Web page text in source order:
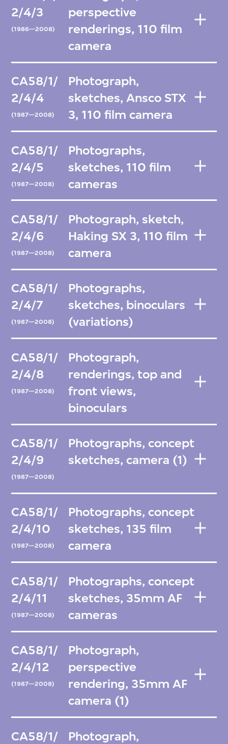
2/4/3
(1986—2008)
perspective
renderings, 110 film
camera
CA58/1/
2/4/4
(1987—2008)
Photograph,
sketches, Ansco STX
3, 110 film camera
CA58/1/
2/4/5
(1987—2008)
Photographs,
sketches, 110 film
cameras
CA58/1/
2/4/6
(1987—2008)
Photograph, sketch,
Haking SX 3, 110 film
camera
CA58/1/
2/4/7
(1987—2008)
Photographs,
sketches, binoculars
(variations)
CA58/1/
2/4/8
(1987—2008)
Photograph,
renderings, top and
front views,
binoculars
CA58/1/
2/4/9
(1987—2008)
Photographs, concept
sketches, camera (1)
CA58/1/
2/4/10
(1987—2008)
Photographs, concept
sketches, 135 film
camera
CA58/1/
2/4/11
(1987—2008)
Photographs, concept
sketches, 35mm AF
cameras
CA58/1/
2/4/12
(1987—2008)
Photograph,
perspective
rendering, 35mm AF
camera (1)
CA58/1/
Photograph,